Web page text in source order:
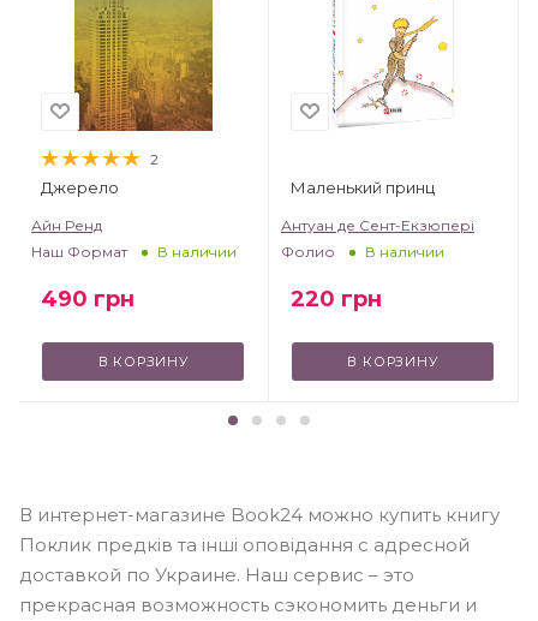
2
Джерело
Айн Ренд
Наш Формат
В наличии
490 грн
В КОРЗИНУ
Маленький принц
Антуан де Сент-Екзюпері
Фолио
В наличии
220 грн
В КОРЗИНУ
В интернет-магазине Book24 можно купить книгу
Поклик предків та інші оповідання с адресной
доставкой по Украине. Наш сервис – это
прекрасная возможность сэкономить деньги и